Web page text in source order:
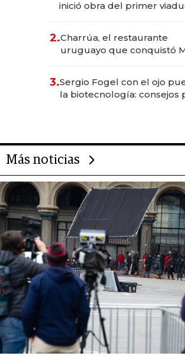
inició obra del primer
millones
2.Charrúa, el restaurante
uruguayo que conquistó
anticipación y prepara
3.Sergio Fogel con el ojo
la biotecnología: consejos
Más noticias